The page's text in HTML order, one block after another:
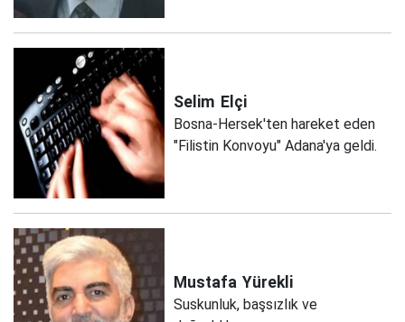
Selim Elçi
Bosna-Hersek'ten hareket eden
"Filistin Konvoyu" Adana'ya geldi.
Mustafa Yürekli
Suskunluk, başsızlık ve